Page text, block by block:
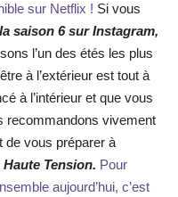
sur Netflix ! Si vous
saison 6 sur Instagram,
l’un des étés les plus
à l’extérieur est tout à
à l’intérieur et que vous
recommandons vivement
de vous préparer à
Tension. Pour
aujourd’hui, c’est